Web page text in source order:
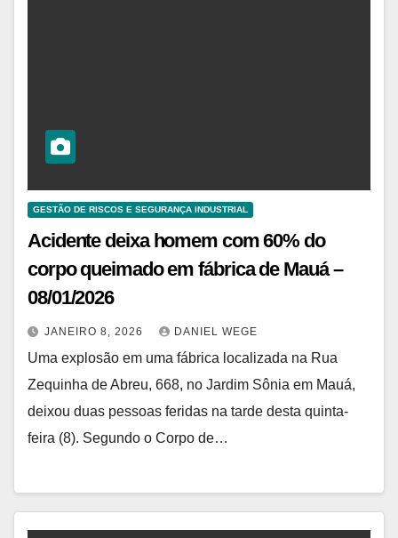
GESTÃO DE RISCOS E SEGURANÇA INDUSTRIAL
Acidente deixa homem com 60% do
corpo queimado em fábrica de Mauá –
08/01/2026
JANEIRO 8, 2026 DANIEL WEGE
Uma explosão em uma fábrica localizada na Rua
Zequinha de Abreu, 668, no Jardim Sônia em Mauá,
deixou duas pessoas feridas na tarde desta quinta-
feira (8). Segundo o Corpo de…